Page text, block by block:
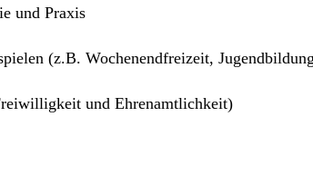
und Praxis
(z.B. Wochenendfreizeit,
und Ehrenamtlichkeit)